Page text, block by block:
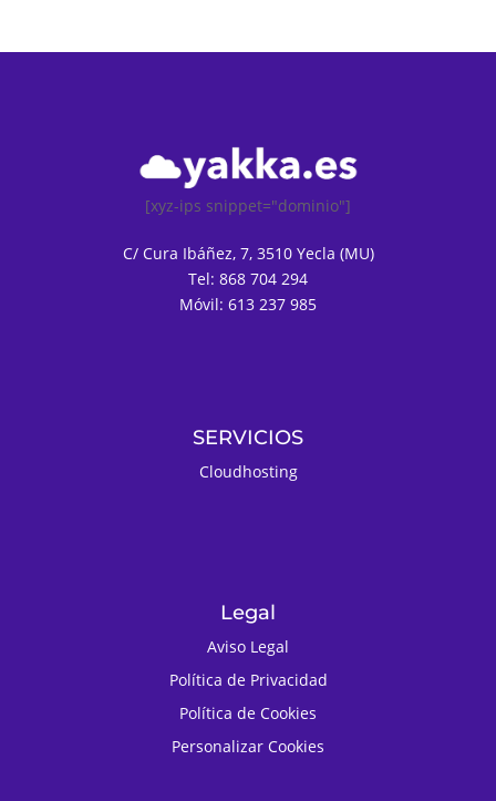
[xyz-ips snippet="dominio"]
C/ Cura Ibáñez, 7, 3510 Yecla (MU)
Tel: 868 704 294
Móvil: 613 237 985
SERVICIOS
Cloudhosting
Legal
Aviso Legal
Política de Privacidad
Política de Cookies
Personalizar Cookies